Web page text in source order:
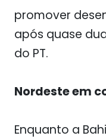
promover
após quase
do PT.
Nordeste em
Enquanto a